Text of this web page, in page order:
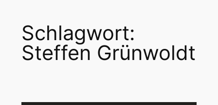
Schlagwort:
Steffen Grünwoldt